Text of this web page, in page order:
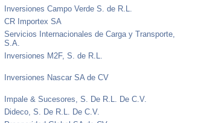
Inversiones Campo Verde S. de R.L.
CR Importex SA
Servicios Internacionales de Carga y Transporte,
S.A.
Inversiones M2F, S. de R.L.
Inversiones Nascar SA de CV
Impale & Sucesores, S. De R.L. De C.V.
Dideco, S. De R.L. De C.V.